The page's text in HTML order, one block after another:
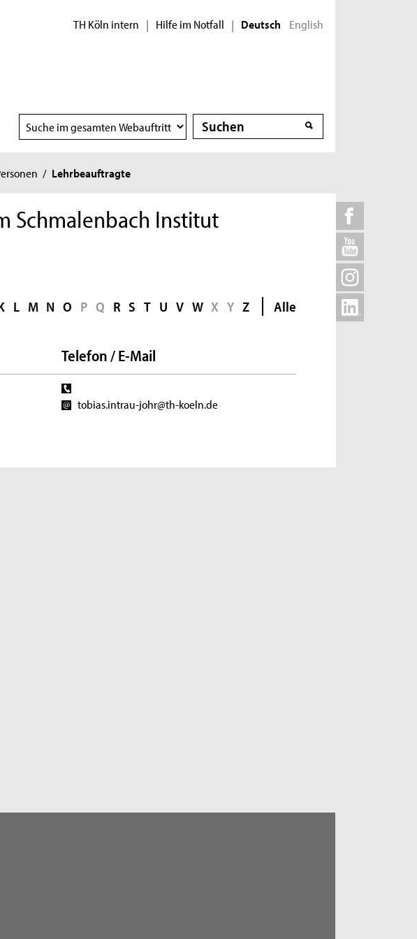
TH Köln intern | Hilfe im Notfall | Deutsch English
Suchbereich
wählen
Suche
Suche
/ Lehrbeauftragte
Schmalenbach Institut
L M N O P Q R S T U V W X Y Z Alle
Telefon / E-Mail
tobias.intrau-johr@th-koeln.de